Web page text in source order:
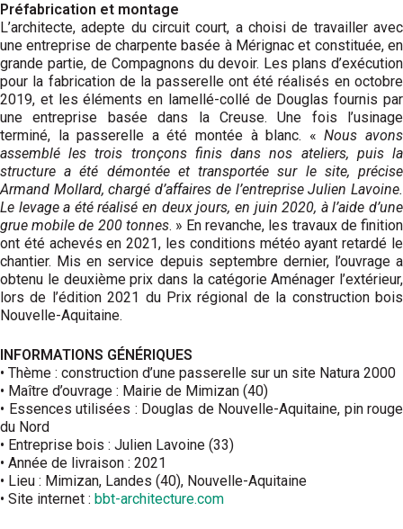
Préfabrication et montage
L’architecte, adepte du circuit court, a choisi de travailler avec
une entreprise de charpente basée à Mérignac et constituée, en
grande partie, de Compagnons du devoir. Les plans d’exécution
pour la fabrication de la passerelle ont été réalisés en octobre
2019, et les éléments en lamellé-collé de Douglas fournis par
une entreprise basée dans la Creuse. Une fois l’usinage
terminé, la passerelle a été montée à blanc. «Nous avons
assemblé les trois tronçons finis dans nos ateliers, puis la
structure a été démontée et transportée sur le site, précise
Armand Mollard, chargé d’affaires de l’entreprise Julien Lavoine.
Le levage a été réalisé en deux jours, en juin 2020, à l’aide d’une
grue mobile de 200 tonnes. » En revanche, les travaux de finition
ont été achevés en 2021, les conditions météo ayant retardé le
chantier. Mis en service depuis septembre dernier, l’ouvrage a
obtenu le deuxième prix dans la catégorie Aménager l’extérieur,
lors de l’édition 2021 du Prix régional de la construction bois
Nouvelle-Aquitaine.
INFORMATIONS GÉNÉRIQUES
• Thème : construction d’une passerelle sur un site Natura 2000
• Maître d’ouvrage : Mairie de Mimizan (40)
• Essences utilisées : Douglas de Nouvelle-Aquitaine, pin rouge
du Nord
• Entreprise bois : Julien Lavoine (33)
• Année de livraison : 2021
• Lieu : Mimizan, Landes (40), Nouvelle-Aquitaine
• Site internet : bbt-architecture.com